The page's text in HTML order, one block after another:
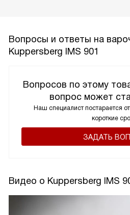
Вопросы и ответы на
Kuppersberg IMS 901
Вопросов по этому
вопрос может
Наш специалист постарается
короткие
ЗАДАТЬ
Видео о Kuppersberg IMS